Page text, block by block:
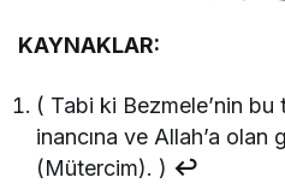
KAYNAKLAR:
( Tabi ki Bezmele’nin bu
inancına ve Allah’a olan
(Mütercim). ) ↩︎